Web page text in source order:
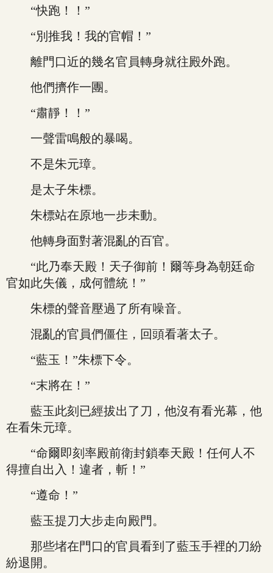
“快跑！！”
“別推我！我的官帽！”
離門口近的幾名官員轉身就往殿外跑。
他們擠作一團。
“肅靜！！”
一聲雷鳴般的暴喝。
不是朱元璋。
是太子朱標。
朱標站在原地一步未動。
他轉身面對著混亂的百官。
“此乃奉天殿！天子御前！爾等身為朝廷命
官如此失儀，成何體統！”
朱標的聲音壓過了所有噪音。
混亂的官員們僵住，回頭看著太子。
“藍玉！”朱標下令。
“末將在！”
藍玉此刻已經拔出了刀，他沒有看光幕，他
在看朱元璋。
“命爾即刻率殿前衛封鎖奉天殿！任何人不
得擅自出入！違者，斬！”
“遵命！”
藍玉提刀大步走向殿門。
那些堵在門口的官員看到了藍玉手裡的刀紛
紛退開。